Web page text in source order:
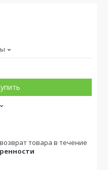
возврат товара в течение